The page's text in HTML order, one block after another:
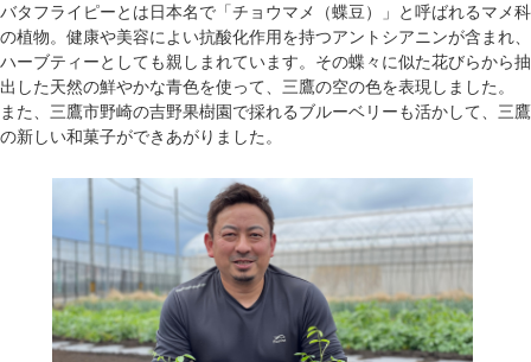
バタフライピーとは日本名で「チョウマメ（蝶豆）」と呼ばれるマメ科
の植物。健康や美容によい抗酸化作用を持つアントシアニンが含まれ、
ハーブティーとしても親しまれています。その蝶々に似た花びらから抽
出した天然の鮮やかな青色を使って、三鷹の空の色を表現しました。
また、三鷹市野崎の吉野果樹園で採れるブルーベリーも活かして、三鷹
の新しい和菓子ができあがりました。